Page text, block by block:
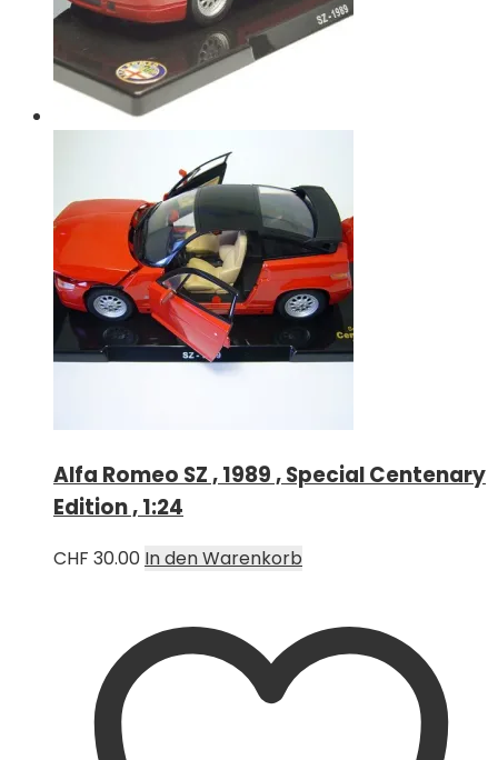
Alfa Romeo SZ , 1989 , Special Centenary
Edition , 1:24
CHF 30.00 In den Warenkorb